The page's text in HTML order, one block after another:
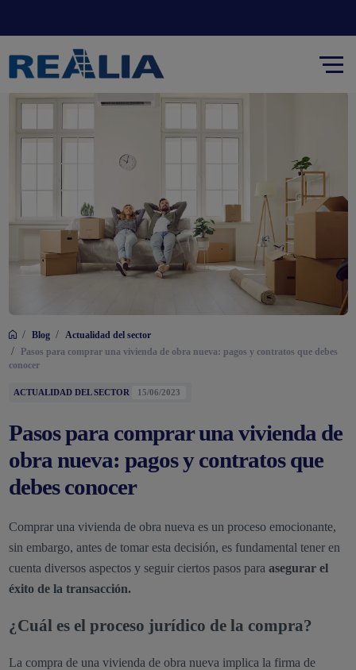
/ Blog / Actualidad del sector
/
Pasos para comprar una vivienda de obra nueva: pagos y contratos que debes
conocer
ACTUALIDAD DEL SECTOR 15/06/2023
Pasos para comprar una vivienda de
obra nueva: pagos y contratos que
debes conocer
Comprar una vivienda de obra nueva es un proceso emocionante,
sin embargo, antes de tomar esta decisión, es fundamental tener en
cuenta diversos aspectos y seguir ciertos pasos para asegurar el
éxito de la transacción.
¿Cuál es el proceso jurídico de la compra?
La compra de una vivienda de obra nueva implica la firma de